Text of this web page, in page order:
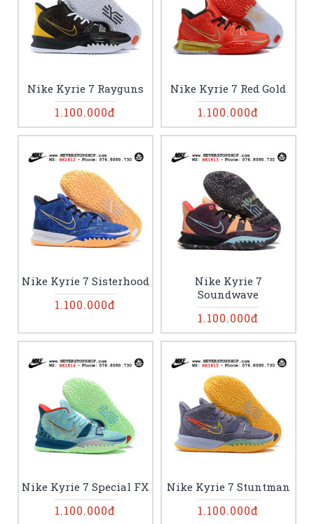
Nike Kyrie 7 Rayguns
1.100.000đ
Nike Kyrie 7 Red Gold
1.100.000đ
Nike Kyrie 7 Sisterhood
1.100.000đ
Nike Kyrie 7
Soundwave
1.100.000đ
Nike Kyrie 7 Special FX
1.100.000đ
Nike Kyrie 7 Stuntman
1.100.000đ